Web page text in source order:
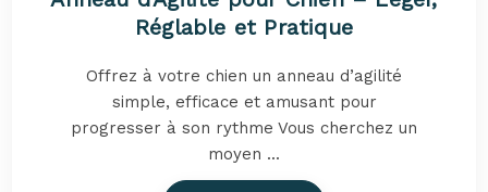
Réglable et Pratique
Offrez à votre chien un anneau d’agilité
simple, efficace et amusant pour
progresser à son rythme Vous cherchez un
moyen ...